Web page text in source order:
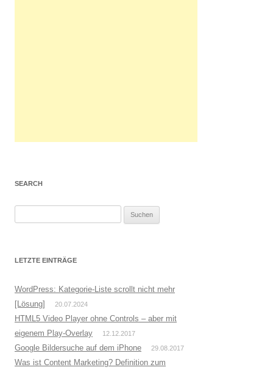
SEARCH
h
n
n
a
c
h
:
LETZTE EINTRÄGE
WordPress: Kategorie-Liste scrollt nicht mehr
[Lösung]
20.07.2024
HTML5 Video Player ohne Controls – aber mit
eigenem Play-Overlay
12.12.2017
Google Bildersuche auf dem iPhone 29.08.2017
Was ist Content Marketing? Definition zum